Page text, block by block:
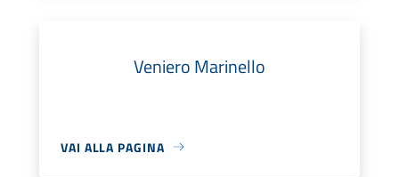
Veniero Marinello
VAI ALLA PAGINA